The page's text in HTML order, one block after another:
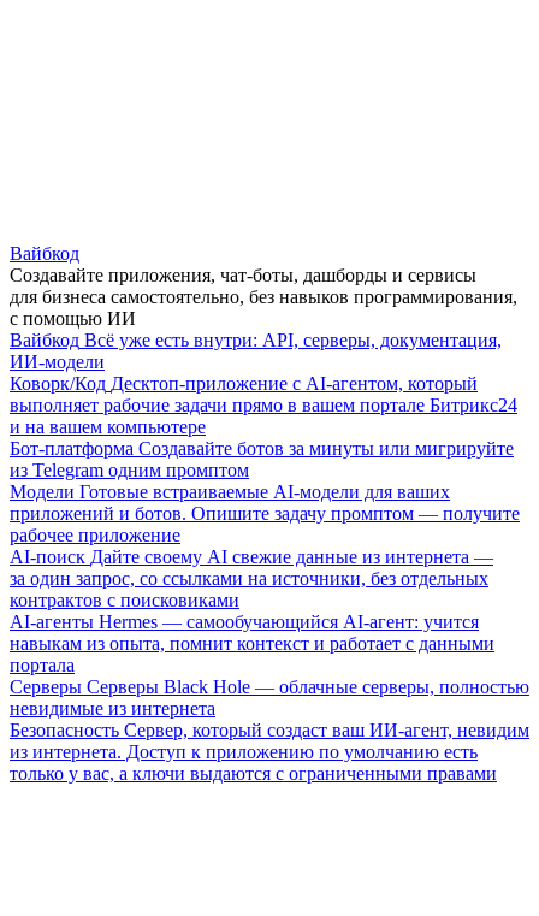
Вайбкод
Создавайте приложения, чат-боты, дашборды и сервисы
для бизнеса самостоятельно, без навыков программирования,
с помощью ИИ
Вайбкод Всё уже есть внутри: API, серверы, документация,
ИИ-модели
Коворк/Код Десктоп-приложение с AI-агентом, который
выполняет рабочие задачи прямо в вашем портале Битрикс24
и на вашем компьютере
Бот-платформа Создавайте ботов за минуты или мигрируйте
из Telegram одним промптом
Модели Готовые встраиваемые AI-модели для ваших
приложений и ботов. Опишите задачу промптом — получите
рабочее приложение
AI-поиск Дайте своему AI свежие данные из интернета —
за один запрос, со ссылками на источники, без отдельных
контрактов с поисковиками
AI-агенты Hermes — самообучающийся AI-агент: учится
навыкам из опыта, помнит контекст и работает с данными
портала
Серверы Серверы Black Hole — облачные серверы, полностью
невидимые из интернета
Безопасность Сервер, который создаст ваш ИИ-агент, невидим
из интернета. Доступ к приложению по умолчанию есть
только у вас, а ключи выдаются с ограниченными правами